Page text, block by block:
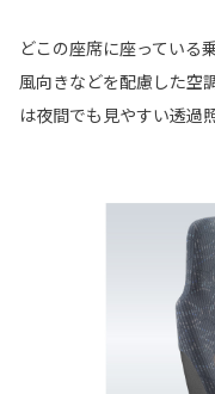
どこの座席に座っている
風向きなどを配慮した空
は夜間でも見やすい透過